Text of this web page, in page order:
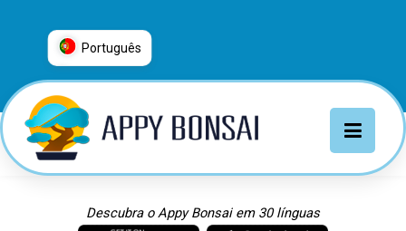
Português
العربية
普通话
Deutsch
Français
Descubra o Appy Bonsai em 30 línguas